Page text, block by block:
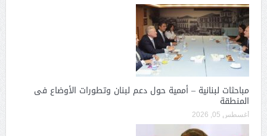
مباحثات لبنانية – أممية حول دعم لبنان وتطورات الأوضاع فى
المنطقة
أغسطس 05, 2026